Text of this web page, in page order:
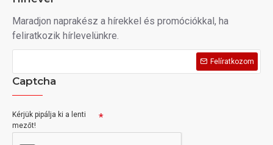
Maradjon naprakész a hírekkel és promóciókkal, ha
feliratkozik hírlevelünkre.
Felíratkozom
Captcha
Kérjük pipálja ki a lenti
mezőt!